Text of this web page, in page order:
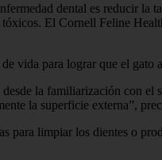
dental es reducir la
El Cornell Feline
vida para lograr que el
la familiarización con
la superficie externa”,
para limpiar los dientes o